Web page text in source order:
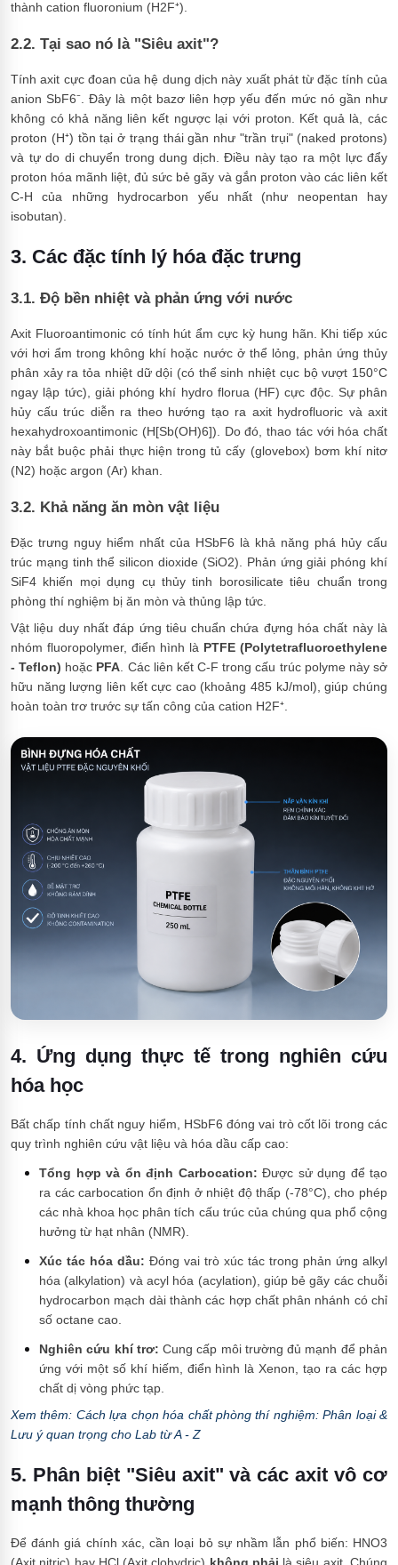
thành cation fluoronium (H2F⁺).
2.2. Tại sao nó là "Siêu axit"?
Tính axit cực đoan của hệ dung dịch này xuất phát từ đặc tính của
anion SbF6⁻. Đây là một bazơ liên hợp yếu đến mức nó gần như
không có khả năng liên kết ngược lại với proton. Kết quả là, các
proton (H⁺) tồn tại ở trạng thái gần như "trần trụi" (naked protons)
và tự do di chuyển trong dung dịch. Điều này tạo ra một lực đẩy
proton hóa mãnh liệt, đủ sức bẻ gãy và gắn proton vào các liên kết
C-H của những hydrocarbon yếu nhất (như neopentan hay
isobutan).
3. Các đặc tính lý hóa đặc trưng
3.1. Độ bền nhiệt và phản ứng với nước
Axit Fluoroantimonic có tính hút ẩm cực kỳ hung hãn. Khi tiếp xúc
với hơi ẩm trong không khí hoặc nước ở thể lỏng, phản ứng thủy
phân xảy ra tỏa nhiệt dữ dội (có thể sinh nhiệt cục bộ vượt 150°C
ngay lập tức), giải phóng khí hydro florua (HF) cực độc. Sự phân
hủy cấu trúc diễn ra theo hướng tạo ra axit hydrofluoric và axit
hexahydroxoantimonic (H[Sb(OH)6]). Do đó, thao tác với hóa chất
này bắt buộc phải thực hiện trong tủ cấy (glovebox) bơm khí nitơ
(N2) hoặc argon (Ar) khan.
3.2. Khả năng ăn mòn vật liệu
Đặc trưng nguy hiểm nhất của HSbF6 là khả năng phá hủy cấu
trúc mạng tinh thể silicon dioxide (SiO2). Phản ứng giải phóng khí
SiF4 khiến mọi dụng cụ thủy tinh borosilicate tiêu chuẩn trong
phòng thí nghiệm bị ăn mòn và thủng lập tức.
Vật liệu duy nhất đáp ứng tiêu chuẩn chứa đựng hóa chất này là
nhóm fluoropolymer, điển hình là PTFE (Polytetrafluoroethylene
- Teflon) hoặc PFA . Các liên kết C-F trong cấu trúc polyme này sở
hữu năng lượng liên kết cực cao (khoảng 485 kJ/mol), giúp chúng
hoàn toàn trơ trước sự tấn công của cation H2F⁺.
4. Ứng dụng thực tế trong nghiên cứu
hóa học
Bất chấp tính chất nguy hiểm, HSbF6 đóng vai trò cốt lõi trong các
quy trình nghiên cứu vật liệu và hóa dầu cấp cao:
Tổng hợp và ổn định Carbocation: Được sử dụng để tạo
ra các carbocation ổn định ở nhiệt độ thấp (-78°C), cho phép
các nhà khoa học phân tích cấu trúc của chúng qua phổ cộng
hưởng từ hạt nhân (NMR).
Xúc tác hóa dầu: Đóng vai trò xúc tác trong phản ứng alkyl
hóa (alkylation) và acyl hóa (acylation), giúp bẻ gãy các chuỗi
hydrocarbon mạch dài thành các hợp chất phân nhánh có chỉ
số octane cao.
Nghiên cứu khí trơ: Cung cấp môi trường đủ mạnh để phản
ứng với một số khí hiếm, điển hình là Xenon, tạo ra các hợp
chất dị vòng phức tạp.
Xem thêm: Cách lựa chọn hóa chất phòng thí nghiệm: Phân loại &
Lưu ý quan trọng cho Lab từ A - Z
5. Phân biệt "Siêu axit" và các axit vô cơ
mạnh thông thường
Để đánh giá chính xác, cần loại bỏ sự nhầm lẫn phổ biến: HNO3
(Axit nitric) hay HCl (Axit clohydric) không phải là siêu axit. Chúng